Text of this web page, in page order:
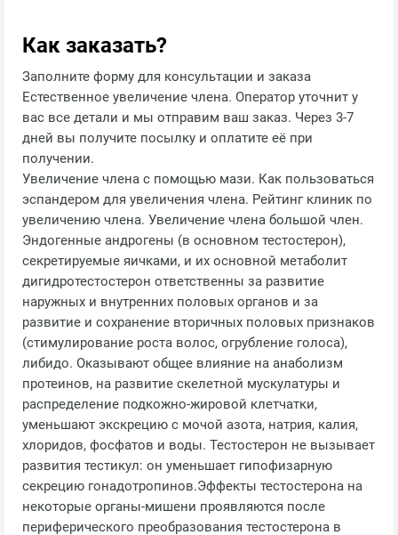
Как заказать?
Заполните форму для консультации и заказа
Естественное увеличение члена. Оператор уточнит у
вас все детали и мы отправим ваш заказ. Через 3-7
дней вы получите посылку и оплатите её при
получении.
Увеличение члена с помощью мази. Как пользоваться
эспандером для увеличения члена. Рейтинг клиник по
увеличению члена. Увеличение члена большой член.
Эндогенные андрогены (в основном тестостерон),
секретируемые яичками, и их основной метаболит
дигидротестостерон ответственны за развитие
наружных и внутренних половых органов и за
развитие и сохранение вторичных половых признаков
(стимулирование роста волос, огрубление голоса),
либидо. Оказывают общее влияние на анаболизм
протеинов, на развитие скелетной мускулатуры и
распределение подкожно-жировой клетчатки,
уменьшают экскрецию с мочой азота, натрия, калия,
хлоридов, фосфатов и воды. Тестостерон не вызывает
развития тестикул: он уменьшает гипофизарную
секрецию гонадотропинов.Эффекты тестостерона на
некоторые органы-мишени проявляются после
периферического преобразования тестостерона в